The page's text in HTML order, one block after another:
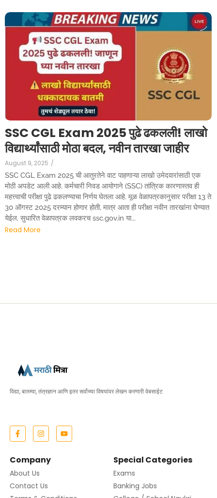
SSC CGL Exam 2025 पुढे ढकलली! लाखो
विद्यार्थ्यांसाठी मोठा बदल, नवीन तारखा जाहीर
August 9, 2025 /
SSC CGL Exam 2025 ची आतुरतेने वाट पाहणाऱ्या लाखो उमेदवारांसाठी एक
मोठी अपडेट आली आहे. कर्मचारी निवड आयोगाने (SSC) तांत्रिक कारणास्तव ही
महत्त्वाची परीक्षा पुढे ढकलण्याचा निर्णय घेतला आहे. मूळ वेळापत्रकानुसार परीक्षा 13 ते
30 ऑगस्ट 2025 दरम्यान होणार होती, मात्र आता ही परीक्षा नवीन तारखांना घेण्यात
येईल. सुधारित वेळापत्रक लवकरच ssc.gov.in या...
Read More
विद्या, बातम्या, तंत्रज्ञान आणि इतर सर्वांच्या विषयांवर लेखन करणारी वेबसाईट
Company
About Us
Contact Us
Special Categories
Exams
Banking Jobs